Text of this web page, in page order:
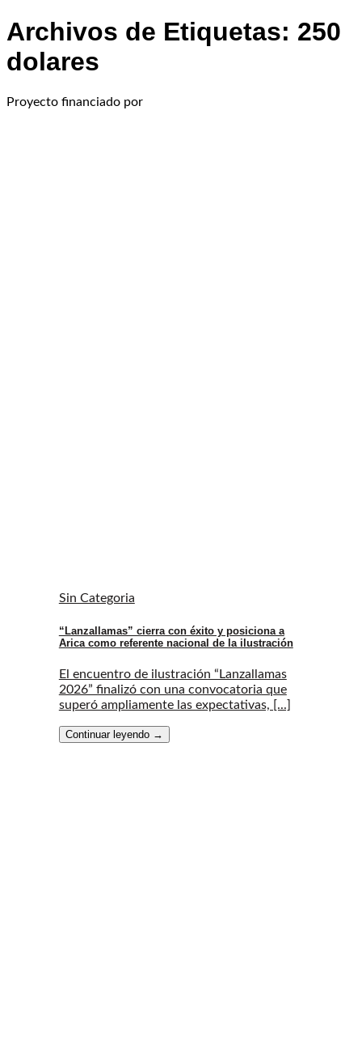
Archivos de Etiquetas: 250
dolares
Proyecto financiado por
Sin Categoria
“Lanzallamas” cierra con éxito y posiciona a
Arica como referente nacional de la ilustración
El encuentro de ilustración “Lanzallamas
2026” finalizó con una convocatoria que
superó ampliamente las expectativas, [...]
Continuar leyendo →